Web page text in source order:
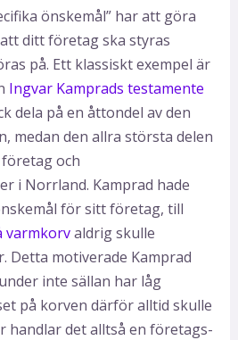
önskemål” har att göra
ditt företag ska styras
på. Ett klassiskt exempel är
Ingvar Kamprads testamente
dela på en åttondel av den
medan den allra största delen
och
i Norrland. Kamprad hade
för sitt företag, till
varmkorvaldrig skulle
Detta motiverade Kamprad
inte sällan har låg
på korven därför alltid skulle
handlar det alltså en företags-